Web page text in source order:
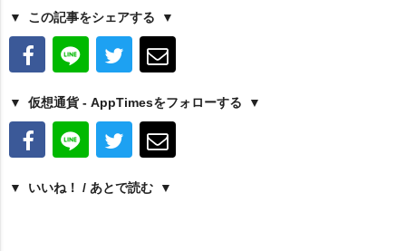
この記事をシェアする
仮想通貨 - AppTimesをフォローする
いいね！ / あとで読む